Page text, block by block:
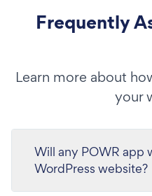
Frequently
Learn more about
your
Will any POWR app
WordPress website?